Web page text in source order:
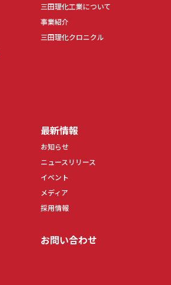
三田理化工業について
事業紹介
三田理化クロニクル
最新情報
お知らせ
ニュースリリース
イベント
メディア
採用情報
お問い合わせ